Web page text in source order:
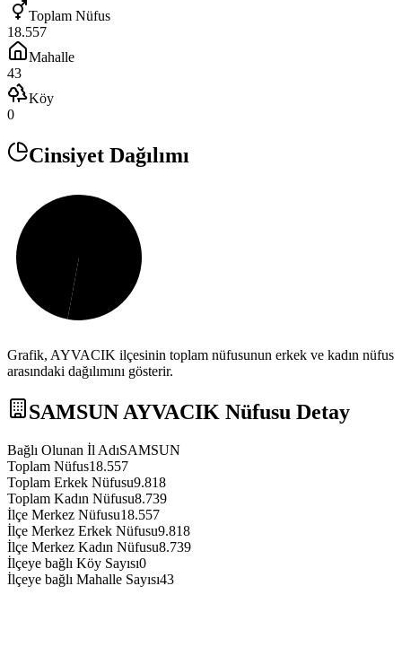
Toplam Nüfus
18.557
Mahalle
43
Köy
0
Cinsiyet Dağılımı
Grafik, AYVACIK ilçesinin toplam nüfusunun erkek ve kadın nüfus
arasındaki dağılımını gösterir.
SAMSUN AYVACIK Nüfusu Detay
Bağlı Olunan İl AdıSAMSUN
Toplam Nüfus18.557
Toplam Erkek Nüfusu9.818
Toplam Kadın Nüfusu8.739
İlçe Merkez Nüfusu18.557
İlçe Merkez Erkek Nüfusu9.818
İlçe Merkez Kadın Nüfusu8.739
İlçeye bağlı Köy Sayısı0
İlçeye bağlı Mahalle Sayısı43